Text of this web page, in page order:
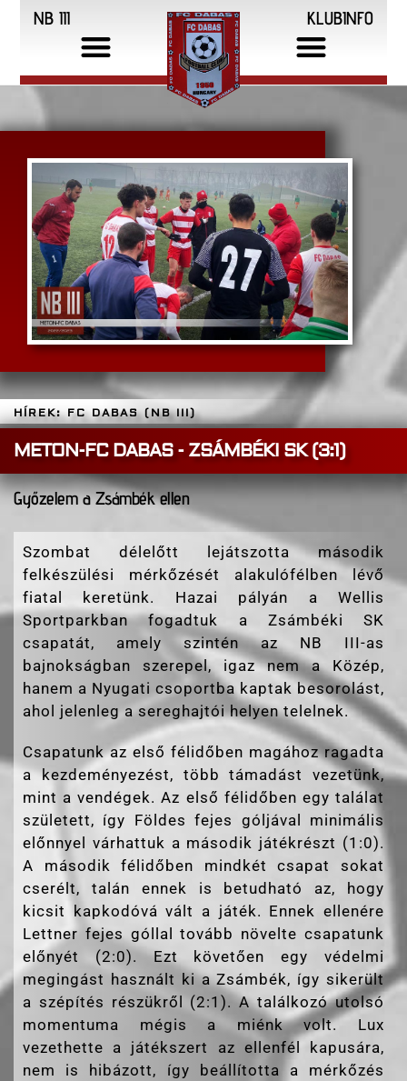
NB III KLUBINFO
HÍREK: FC DABAS (NB III)
METON-FC DABAS - ZSÁMBÉKI SK (3:1)
Győzelem a Zsámbék ellen
Szombat délelőtt lejátszotta második
felkészülési mérkőzését alakulófélben lévő
fiatal keretünk. Hazai pályán a Wellis
Sportparkban fogadtuk a Zsámbéki SK
csapatát, amely szintén az NB III-as
bajnokságban szerepel, igaz nem a Közép,
hanem a Nyugati csoportba kaptak besorolást,
ahol jelenleg a sereghajtói helyen telelnek.
Csapatunk az első félidőben magához ragadta
a kezdeményezést, több támadást vezetünk,
mint a vendégek. Az első félidőben egy találat
született, így Földes fejes góljával minimális
előnnyel várhattuk a második játékrészt (1:0).
A második félidőben mindkét csapat sokat
cserélt, talán ennek is betudható az, hogy
kicsit kapkodóvá vált a játék. Ennek ellenére
Lettner fejes góllal tovább növelte csapatunk
előnyét (2:0). Ezt követően egy védelmi
megingást használt ki a Zsámbék, így sikerült
a szépítés részükről (2:1). A találkozó utolsó
momentuma mégis a miénk volt. Lux
vezethette a játékszert az ellenfél kapusára,
nem is hibázott, így beállította a mérkőzés